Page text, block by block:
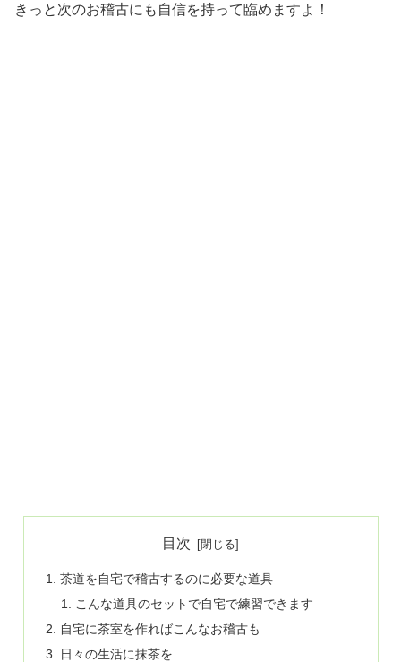
きっと次のお稽古にも自信を持って臨めますよ！
目次
茶道を自宅で稽古するのに必要な道具
こんな道具のセットで自宅で練習できます
自宅に茶室を作ればこんなお稽古も
日々の生活に抹茶を